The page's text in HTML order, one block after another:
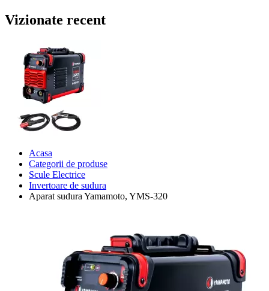
Vizionate recent
Acasa
Categorii de produse
Scule Electrice
Invertoare de sudura
Aparat sudura Yamamoto, YMS-320